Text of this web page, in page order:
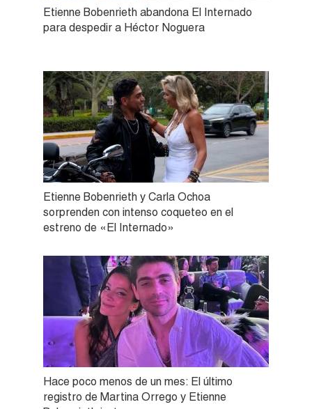
Etienne Bobenrieth abandona El Internado
para despedir a Héctor Noguera
Etienne Bobenrieth y Carla Ochoa
sorprenden con intenso coqueteo en el
estreno de «El Internado»
Hace poco menos de un mes: El último
registro de Martina Orrego y Etienne